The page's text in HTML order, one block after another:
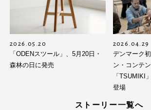
2026.05.20
「ODENスツール」、5月20日・
森林の日に発売
2026.04.29
デンマーク
ン・コンテ
「TSUMIKI
登場
ストーリー一覧へ